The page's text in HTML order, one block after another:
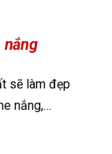
nắng
sẽ làm đẹp
nắng,…